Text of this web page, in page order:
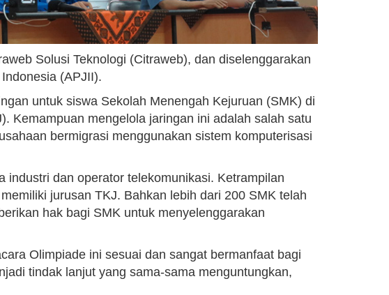
Solusi Teknologi (Citraweb), dan diselenggarakan
(APJII).
untuk siswa Sekolah Menengah Kejuruan (SMK) di
Kemampuan mengelola jaringan ini adalah salah satu
bermigrasi menggunakan sistem komputerisasi
industri dan operator telekomunikasi. Ketrampilan
jurusan TKJ. Bahkan lebih dari 200 SMK telah
hak bagi SMK untuk menyelenggarakan
Olimpiade ini sesuai dan sangat bermanfaat bagi
tindak lanjut yang sama-sama menguntungkan,